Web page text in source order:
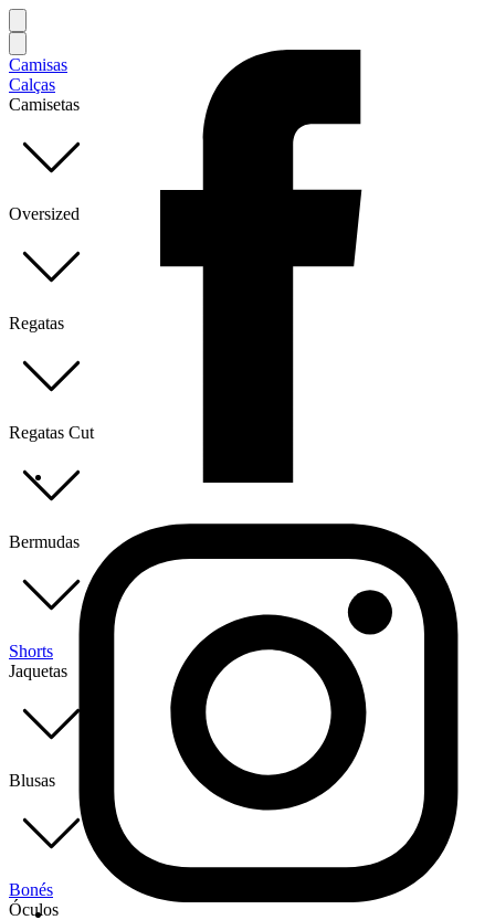
Camisas
Calças
Camisetas
Oversized
Regatas
Regatas Cut
Bermudas
Shorts
Jaquetas
Blusas
Bonés
Óculos